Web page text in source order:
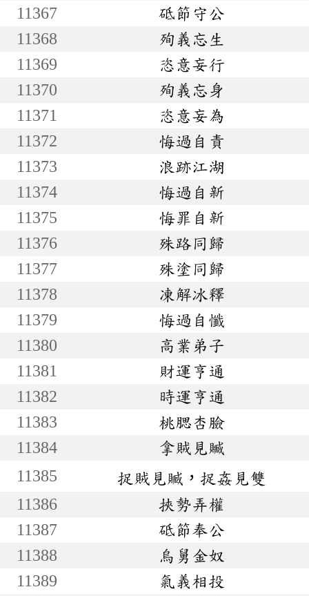
11367
砥節守公
11368
殉義忘生
11369
恣意妄行
11370
殉義忘身
11371
恣意妄為
11372
悔過自責
11373
浪跡江湖
11374
悔過自新
11375
悔罪自新
11376
殊路同歸
11377
殊塗同歸
11378
凍解冰釋
11379
悔過自懺
11380
高業弟子
11381
財運亨通
11382
時運亨通
11383
桃腮杏臉
11384
拿賊見贓
11385
捉賊見贓，捉姦見雙
11386
挾勢弄權
11387
砥節奉公
11388
烏舅金奴
11389
氣義相投